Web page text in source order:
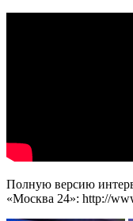
Полную версию
«Москва 24»: http://